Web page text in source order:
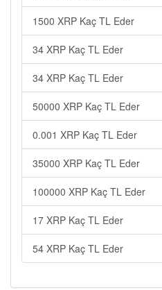
1500 XRP Kaç TL Eder
34 XRP Kaç TL Eder
34 XRP Kaç TL Eder
50000 XRP Kaç TL Eder
0.001 XRP Kaç TL Eder
35000 XRP Kaç TL Eder
100000 XRP Kaç TL Eder
17 XRP Kaç TL Eder
54 XRP Kaç TL Eder